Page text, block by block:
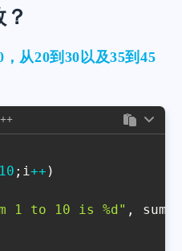
从20到30以及35到45
10 ; i++ )
1 to 10 is %d" , sum